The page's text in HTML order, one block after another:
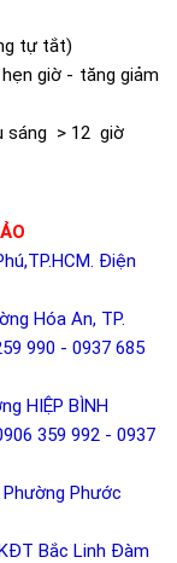
tự tắt)
giờ - tăng giảm
sáng > 12 giờ
Điện
Hóa An, TP.
990 - 0937 685
HIỆP BÌNH
359 992 - 0937
Phường Phước
Bắc Linh Đàm